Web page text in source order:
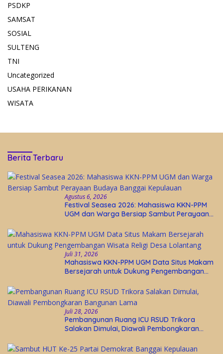
PSDKP
SAMSAT
SOSIAL
SULTENG
TNI
Uncategorized
USAHA PERIKANAN
WISATA
Berita Terbaru
Agustus 6, 2026
Festival Seasea 2026: Mahasiswa KKN-PPM
UGM dan Warga Bersiap Sambut Perayaan
Juli 31, 2026
Mahasiswa KKN-PPM UGM Data Situs Makam
Bersejarah untuk Dukung Pengembangan
Juli 28, 2026
Pembangunan Ruang ICU RSUD Trikora
Salakan Dimulai, Diawali Pembongkaran